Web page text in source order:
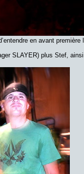
en avant première
SLAYER) plus Stef, ainsi